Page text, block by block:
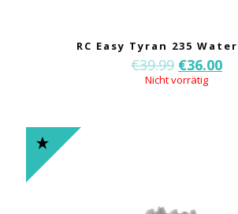
RC Easy Tyran 235
€39.99 €36.00
Nicht vorrätig